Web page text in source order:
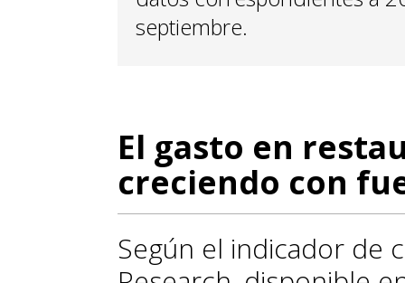
septiembre.
El gasto en
creciendo con
Según el indicador de